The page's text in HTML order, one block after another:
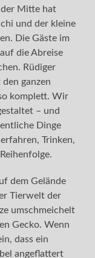
der Mitte hat
und der kleine
Die Gäste im
die Abreise
Rüdiger
ganzen
komplett. Wir
– und
Dinge
Trinken,
dem Gelände
Tierwelt der
umschmeichelt
Gecko. Wenn
dass ein
angeflattert